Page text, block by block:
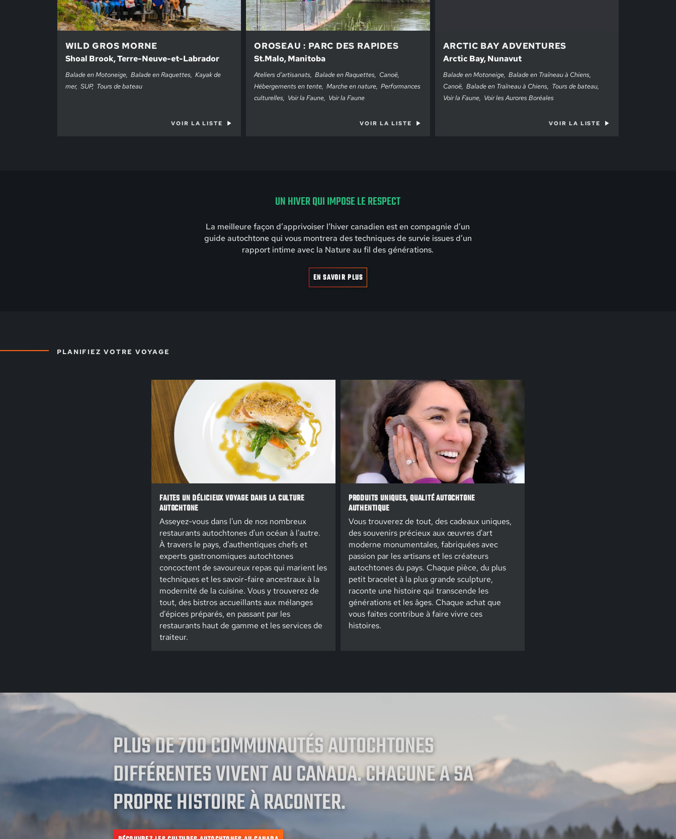
WILD GROS MORNE
Shoal Brook, Terre-Neuve-et-Labrador
Balade en Motoneige Balade en Raquettes Kayak de
mer SUP Tours de bateau
VOIR LA LISTE
OROSEAU : PARC DES RAPIDES
St.Malo, Manitoba
Ateliers d’artisanats Balade en Raquettes Canoë
Hébergements en tente Marche en nature Performances
culturelles Voir la Faune Voir la Faune
VOIR LA LISTE
ARCTIC BAY ADVENTURES
Arctic Bay, Nunavut
Balade en Motoneige Balade en Traîneau à Chiens
Canoë Balade en Traîneau à Chiens
Tours de bateau
Voir la Faune
Voir les Aurores Boréales
VOIR LA LISTE
UN HIVER QUI IMPOSE LE RESPECT
La meilleure façon d’apprivoiser l’hiver canadien est en compagnie d’un
guide autochtone qui vous montrera des techniques de survie issues d’un
rapport intime avec la Nature au fil des générations.
EN SAVOIR PLUS
PLANIFIEZ VOTRE VOYAGE
FAITES UN DÉLICIEUX VOYAGE DANS LA CULTURE
AUTOCHTONE
Asseyez-vous dans l'un de nos nombreux
restaurants autochtones d'un océan à l'autre.
À travers le pays, d'authentiques chefs et
experts gastronomiques autochtones
concoctent de savoureux repas qui marient les
techniques et les savoir-faire ancestraux à la
modernité de la cuisine. Vous y trouverez de
tout, des bistros accueillants aux mélanges
d'épices préparés, en passant par les
restaurants haut de gamme et les services de
traiteur.
PRODUITS UNIQUES, QUALITÉ AUTOCHTONE
AUTHENTIQUE
Vous trouverez de tout, des cadeaux uniques,
des souvenirs précieux aux œuvres d'art
moderne monumentales, fabriquées avec
passion par les artisans et les créateurs
autochtones du pays. Chaque pièce, du plus
petit bracelet à la plus grande sculpture,
raconte une histoire qui transcende les
générations et les âges. Chaque achat que
vous faites contribue à faire vivre ces
histoires.
PLUS DE 700 COMMUNAUTÉS AUTOCHTONES
DIFFÉRENTES VIVENT AU CANADA. CHACUNE A SA
PROPRE HISTOIRE À RACONTER.